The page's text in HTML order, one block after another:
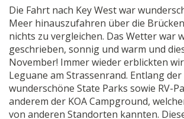
Die Fahrt nach Key West war
Meer hinauszufahren über die
nichts zu vergleichen. Das Wetter war
geschrieben, sonnig und warm und
November! Immer wieder erblickten
Leguane am Strassenrand. Entlang der
wunderschöne State Parks sowie RV-
anderem der KOA Campground,
von anderen Standorten kannten.